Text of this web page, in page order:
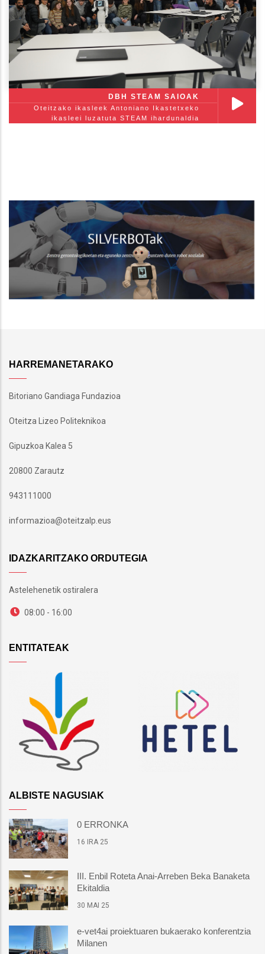
DBH STEAM SAIOAK
Oteitzako ikasleek Antoniano Ikastetxeko
ikasleei luzatuta STEAM ihardunaldia
HARREMANETARAKO
Bitoriano Gandiaga Fundazioa
Oteitza Lizeo Politeknikoa
Gipuzkoa Kalea 5
20800 Zarautz
943111000
informazioa@oteitzalp.eus
IDAZKARITZAKO ORDUTEGIA
Astelehenetik ostiralera
08:00 - 16:00
ENTITATEAK
ALBISTE NAGUSIAK
0 ERRONKA
16 IRA 25
III. Enbil Roteta Anai-Arreben Beka Banaketa
Ekitaldia
30 MAI 25
e-vet4ai proiektuaren bukaerako konferentzia
Milanen